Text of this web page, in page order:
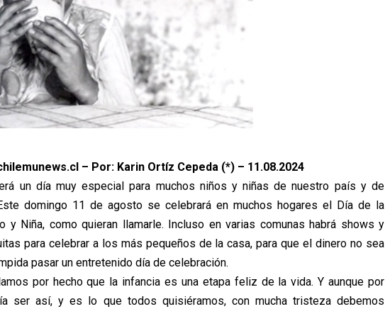
– Por: Karin Ortíz Cepeda (*) – 11.08.2024
un día muy especial para muchos niños y niñas de nuestro país y de
domingo 11 de agosto se celebrará en muchos hogares el Día de la
y Niña, como quieran llamarle. Incluso en varias comunas habrá shows y
para celebrar a los más pequeños de la casa, para que el dinero no sea
pasar un entretenido día de celebración.
por hecho que la infancia es una etapa feliz de la vida. Y aunque por
ser así, y es lo que todos quisiéramos, con mucha tristeza debemos